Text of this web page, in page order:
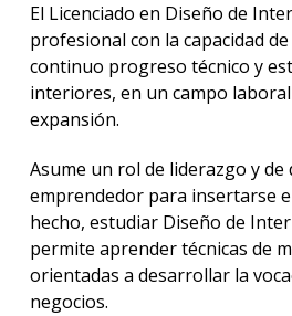
El Licenciado en Diseño de
profesional con la capacidad
continuo progreso técnico y
interiores, en un campo
expansión.
Asume un rol de liderazgo y de
emprendedor para insertarse
hecho, estudiar Diseño de
permite aprender técnicas de
orientadas a desarrollar la
negocios.